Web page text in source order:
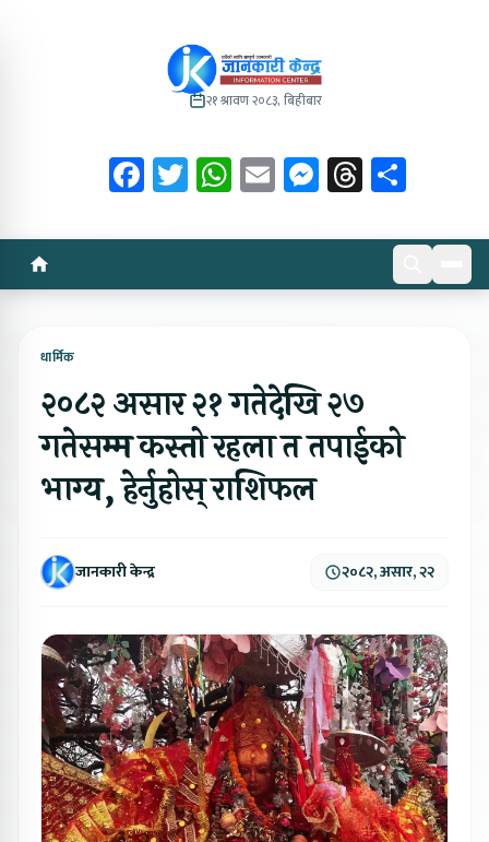
२१ श्रावण २०८३, बिहीबार
Facebook
Twitter
WhatsApp
EmailMessenger
Threads
धार्मिक
२०८२ असार २१ गतेदेखि २७
गतेसम्म कस्तो रहला त तपाईको
भाग्य, हेर्नुहोस् राशिफल
जानकारी केन्द्र २०८२, असार, २२